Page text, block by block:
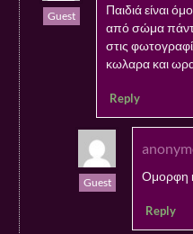
Guest
Παιδιά είναι
από σώμα
στις
κωλαρα και
Reply
Guest Ομορφη
Reply